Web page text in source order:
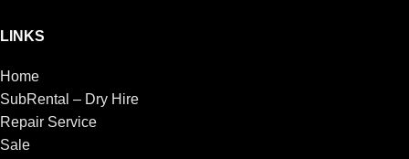
LINKS
Home
SubRental – Dry Hire
Repair Service
Sale